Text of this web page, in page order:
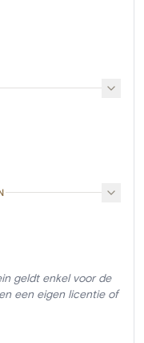
geldt enkel voor de
een eigen licentie of